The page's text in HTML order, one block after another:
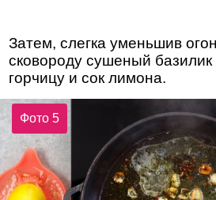
Затем, слегка уменьшив
сковороду сушеный базилик
горчицу и сок лимона.
Фото 5